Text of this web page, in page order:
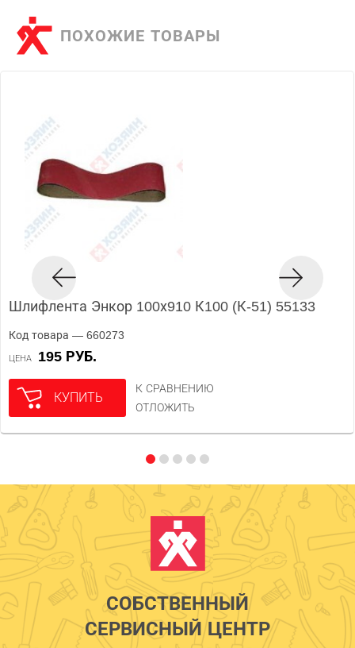
ПОХОЖИЕ ТОВАРЫ
Шлифлента Энкор 100х910 К100 (К-51) 55133
Код товара — 660273
ЦЕНА 195 РУБ.
КУПИТЬ
К СРАВНЕНИЮ
ОТЛОЖИТЬ
СОБСТВЕННЫЙ
СЕРВИСНЫЙ ЦЕНТР